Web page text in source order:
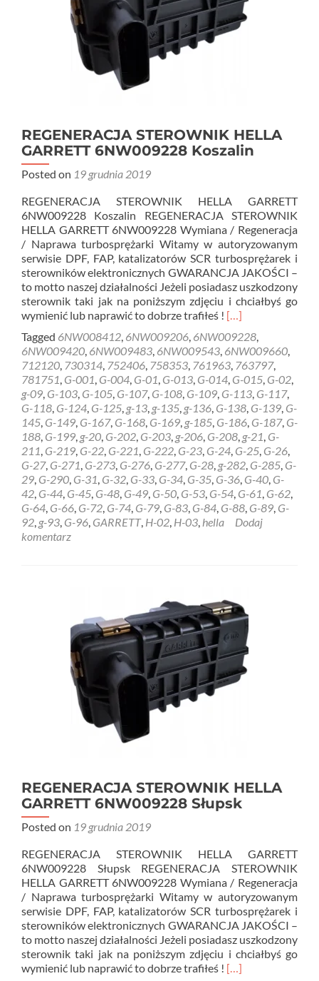
REGENERACJA STEROWNIK HELLA
GARRETT 6NW009228 Koszalin
Posted on 19 grudnia 2019
REGENERACJA STEROWNIK HELLA GARRETT
6NW009228 Koszalin REGENERACJA STEROWNIK
HELLA GARRETT 6NW009228 Wymiana / Regeneracja
/ Naprawa turbosprężarki Witamy w autoryzowanym
serwisie DPF, FAP, katalizatorów SCR turbosprężarek i
sterowników elektronicznych GWARANCJA JAKOŚCI –
to motto naszej działalności Jeżeli posiadasz uszkodzony
sterownik taki jak na poniższym zdjęciu i chciałbyś go
wymienić lub naprawić to dobrze trafiłeś ! Read
about
REGENERACJA
STEROWNIK
HELLA
GARRETT
6NW009228
Koszalin
[…]
Tagged 6NW008412, 6NW009206, 6NW009228,
6NW009420, 6NW009483, 6NW009543, 6NW009660,
712120, 730314, 752406, 758353, 761963, 763797,
781751, G-001, G-004, G-01, G-013, G-014, G-015, G-02,
g-09, G-103, G-105, G-107, G-108, G-109, G-113, G-117,
G-118, G-124, G-125, g-13, g-135, g-136, G-138, G-139, G-
145, G-149, G-167, G-168, G-169, g-185, G-186, G-187, G-
188, G-199, g-20, G-202, G-203, g-206, G-208, g-21, G-
211, G-219, G-22, G-221, G-222, G-23, G-24, G-25, G-26,
G-27, G-271, G-273, G-276, G-277, G-28, g-282, G-285, G-
29, G-290, G-31, G-32, G-33, G-34, G-35, G-36, G-40, G-
42, G-44, G-45, G-48, G-49, G-50, G-53, G-54, G-61, G-62,
G-64, G-66, G-72, G-74, G-79, G-83, G-84, G-88, G-89, G-
92, g-93, G-96, GARRETT, H-02, H-03, hella
Dodaj
komentarz
REGENERACJA STEROWNIK HELLA
GARRETT 6NW009228 Słupsk
Posted on 19 grudnia 2019
REGENERACJA STEROWNIK HELLA GARRETT
6NW009228 Słupsk REGENERACJA STEROWNIK
HELLA GARRETT 6NW009228 Wymiana / Regeneracja
/ Naprawa turbosprężarki Witamy w autoryzowanym
serwisie DPF, FAP, katalizatorów SCR turbosprężarek i
sterowników elektronicznych GWARANCJA JAKOŚCI –
to motto naszej działalności Jeżeli posiadasz uszkodzony
sterownik taki jak na poniższym zdjęciu i chciałbyś go
wymienić lub naprawić to dobrze trafiłeś ! Read
[…]